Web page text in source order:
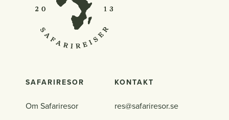
SAFARIRESOR
Om Safariresor
KONTAKT
res@safariresor.se